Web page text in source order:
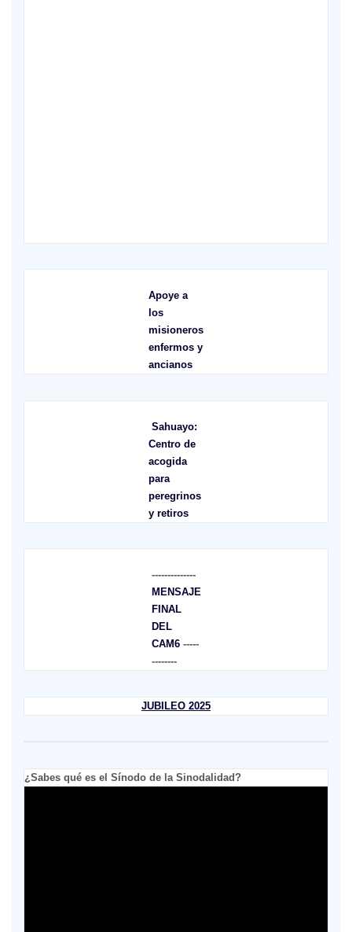
Apoye a
los
misioneros
enfermos y
ancianos
Sahuayo:
Centro de
acogida
para
peregrinos
y retiros
--------------
MENSAJE
FINAL
DEL
CAM6-----
--------
JUBILEO 2025
¿Sabes qué es el Sínodo de la Sinodalidad?